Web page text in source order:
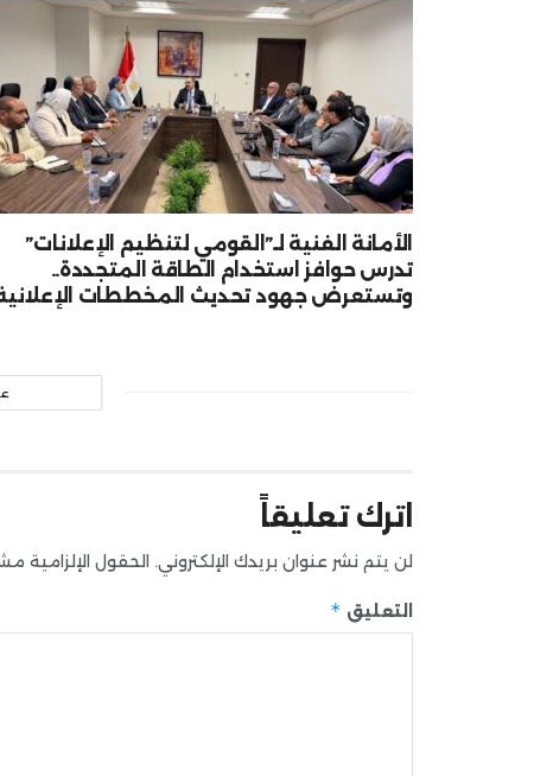
الأمانة الفنية لـ”القومي لتنظيم الإعلانات”
تدرس حوافز استخدام الطاقة المتجددة..
وتستعرض جهود تحديث المخططات
اترك تعليقاً
لن يتم نشر عنوان بريدك الإلكتروني. الحقول الإلزامية
التعليق *